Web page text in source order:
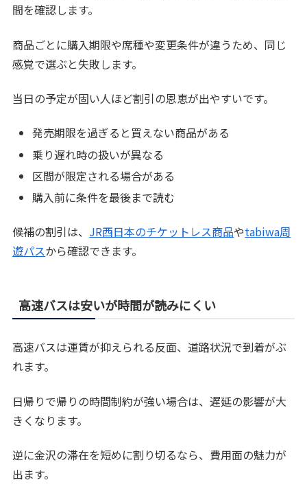
間を確認します。
商品ごとに購入期限や席種や変更条件が違うため、同じ
感覚で選ぶと失敗します。
当日の予定が固い人ほど割引の恩恵が出やすいです。
発売期限を過ぎると買えない商品がある
乗り遅れ時の扱いが異なる
区間が限定される場合がある
購入前に条件を最後まで読む
候補の割引は、 JR西日本のチケットレス商品やtabiwa周
遊パスから確認できます。
高速バスは安いが時間が読みにくい
高速バスは運賃が抑えられる反面、道路状況で到着がぶ
れます。
日帰りで帰りの時間制約が強い場合は、遅延の影響が大
きくなります。
逆に金沢の滞在を短めに割り切るなら、費用面の魅力が
出ます。